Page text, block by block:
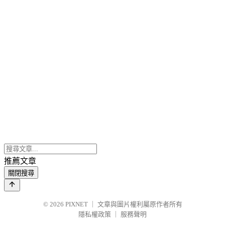
推薦文章
關閉搜尋
© 2026 PIXNET
文章與圖片權利屬原作者所有
隱私權政策
服務聲明